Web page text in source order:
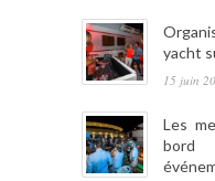
yacht
15 juin
Les
bord